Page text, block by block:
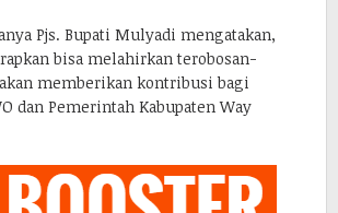
Pjs. Bupati Mulyadi mengatakan,
bisa melahirkan terobosan-
memberikan kontribusi bagi
dan Pemerintah Kabupaten Way